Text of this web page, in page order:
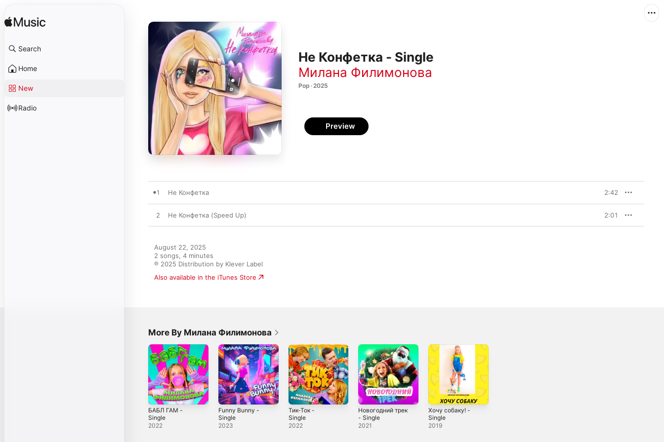
Search
Home
New
Radio
Не Конфетка - Single
Милана Филимонова
Pop · 2025
Preview
1 Не Конфетка 2:42
2 Не Конфетка (Speed Up) 2:01
August 22, 2025
2 songs, 4 minutes
℗ 2025 Distribution by Klever Label
Also available in the iTunes Store
More By Милана Филимонова
БАБЛ ГАМ -
Single
2022
Funny Bunny -
Single
2023
Тик-Ток -
Single
2022
Новогодний трек
- Single
2021
Хочу собаку! -
Single
2019